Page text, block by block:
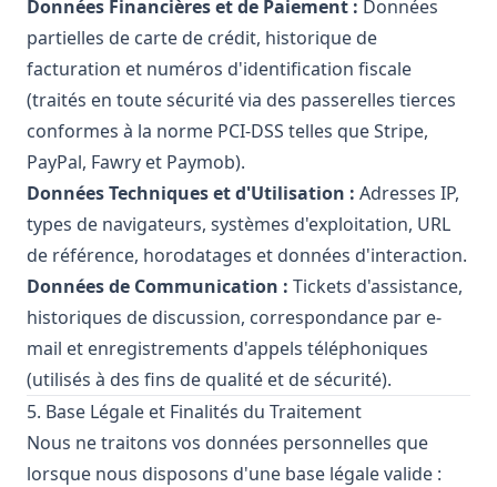
Données Financières et de Paiement : Données
partielles de carte de crédit, historique de
facturation et numéros d'identification fiscale
(traités en toute sécurité via des passerelles tierces
conformes à la norme PCI-DSS telles que Stripe,
PayPal, Fawry et Paymob).
Données Techniques et d'Utilisation : Adresses IP,
types de navigateurs, systèmes d'exploitation, URL
de référence, horodatages et données d'interaction.
Données de Communication : Tickets d'assistance,
historiques de discussion, correspondance par e-
mail et enregistrements d'appels téléphoniques
(utilisés à des fins de qualité et de sécurité).
5. Base Légale et Finalités du Traitement
Nous ne traitons vos données personnelles que
lorsque nous disposons d'une base légale valide :